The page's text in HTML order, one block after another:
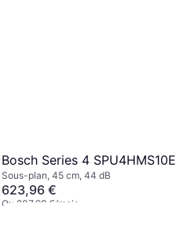
Bosch Series 4 SPU4HMS10E
Sous-plan, 45 cm, 44 dB
623,96 €
Ou 207,98 €/mois